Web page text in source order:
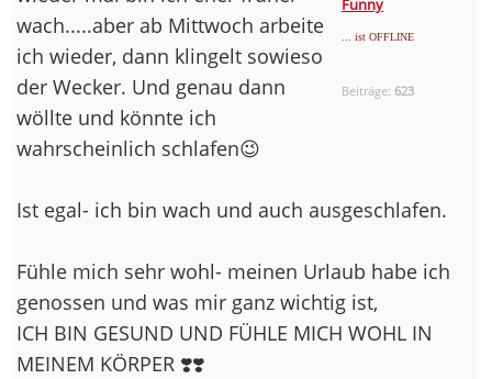
Funny
... ist OFFLINE
Beiträge:623
wach.....aber ab Mittwoch arbeite
ich wieder, dann klingelt sowieso
der Wecker. Und genau dann
wöllte und könnte ich
wahrscheinlich schlafen😉
Ist egal- ich bin wach und auch ausgeschlafen.
Fühle mich sehr wohl- meinen Urlaub habe ich
genossen und was mir ganz wichtig ist,
ICH BIN GESUND UND FÜHLE MICH WOHL IN
MEINEM KÖRPER ❣️❣️